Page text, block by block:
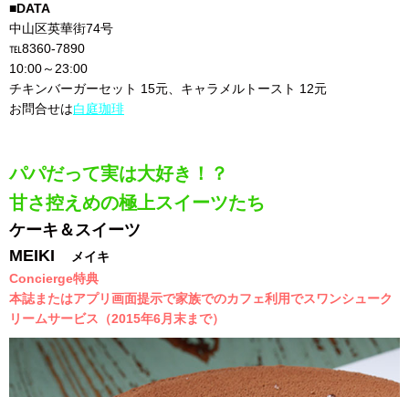
■DATA
中山区英華街74号
℡8360-7890
10:00～23:00
チキンバーガーセット 15元、キャラメルトースト 12元
お問合せは白庭珈琲
パパだって実は大好き！？
甘さ控えめの極上スイーツたち
ケーキ＆スイーツ
MEIKI
メイキ
Concierge特典
本誌またはアプリ画面提示で家族でのカフェ利用でスワンシューク
リームサービス（2015年6月末まで）